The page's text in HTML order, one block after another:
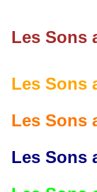
Les Sons
Les Sons
Les Sons
Les Sons